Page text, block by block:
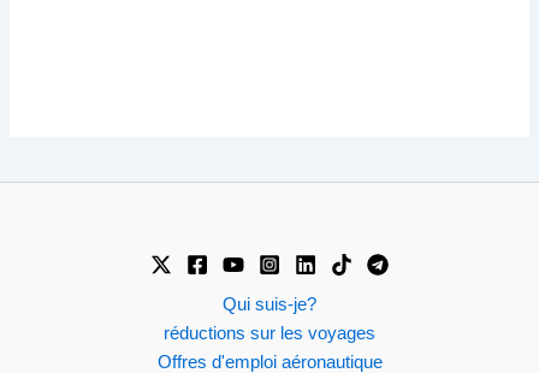
Qui suis-je?
réductions sur les voyages
Offres d'emploi aéronautique